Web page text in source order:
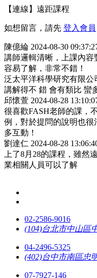
【連線】遠距課程
如想留言，請先 登入會員
陳億綸 2024-08-30
講師邏輯清晰，上課內
容易了解，非常不錯！
泛太平洋科學研究有限公
講解得不 錯 會有類比 蠻
邱懷萱 2024-08-28
很喜歡FASH老師的課，
例，對於提問的說明也
多互動！
劉達仁 2024-08-28
上了8月28的課程，雖然
業相關人員可以了解
02-2586-9016
(104)台北市中山區
04-2496-5325
(402)台中市南區忠
07-7927-146